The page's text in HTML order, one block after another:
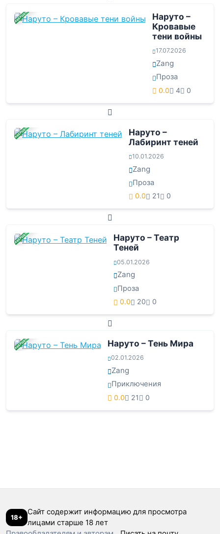
ЗАВЕРШЕНА
Наруто –
Кровавые
тени войны
17.07.2026
Zang
Проза
0.0 4 0
ЗАВЕРШЕНА
Наруто –
Лабиринт теней
10.01.2026
Zang
Проза
0.0 21 0
ЗАВЕРШЕНА
Наруто – Театр
Теней
05.01.2026
Zang
Проза
0.0 20 0
ЗАВЕРШЕНА Наруто – Тень Мира
02.01.2026
Zang
Приключения
0.0 21 0
18+
Сайт содержит информацию для просмотра
лицами старше 18 лет